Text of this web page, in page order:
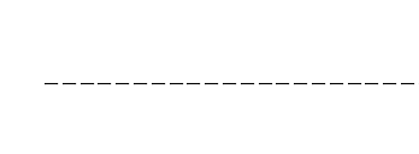
ーーーーーーーーーーーーーーーーーーーー